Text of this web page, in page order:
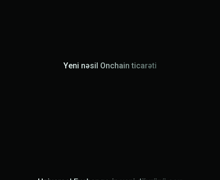
Yeni nəsil Onchain ticarəti